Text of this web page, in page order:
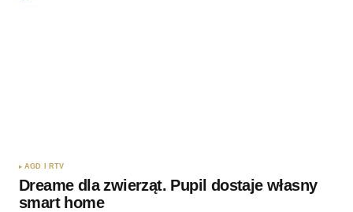
AGD I RTV
Dreame dla zwierząt. Pupil dostaje własny
smart home